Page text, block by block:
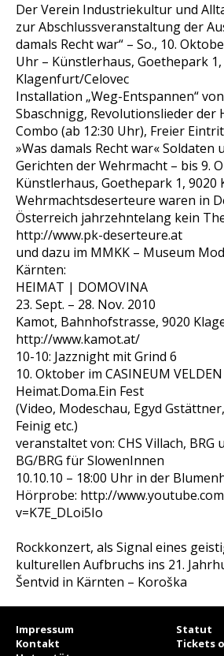
Der Verein Industriekultur und
zur Abschlussveranstaltung der
damals Recht war“ – So., 10.
Uhr – Künstlerhaus, Goethepark 1,
Klagenfurt/Celovec
Installation „Weg-Entspannen“
Sbaschnigg, Revolutionslieder der
Combo (ab 12:30 Uhr), Freier
»Was damals Recht war« Soldaten
Gerichten der Wehrmacht – bis 9.
Künstlerhaus, Goethepark 1, 9020
Wehrmachtsdeserteure waren in
Österreich jahrzehntelang kein
http://www.pk-deserteure.at
und dazu im MMKK – Museum
Kärnten:
HEIMAT | DOMOVINA
23. Sept. – 28. Nov. 2010
Kamot, Bahnhofstrasse, 9020
http://www.kamot.at/
10-10: Jazznight mit Grind 6
10. Oktober im CASINEUM
Heimat.Doma.Ein Fest
(Video, Modeschau, Egyd
Feinig etc.)
veranstaltet von: CHS Villach, BRG
BG/BRG für SlowenInnen
10.10.10 – 18:00 Uhr in der
Hörprobe: http://
v=K7E_DLoi5Io
Rockkonzert, als Signal eines
kulturellen Aufbruchs ins 21.
Šentvid in Kärnten – Koroška
Impressum
Statut
Kontakt
Tickets